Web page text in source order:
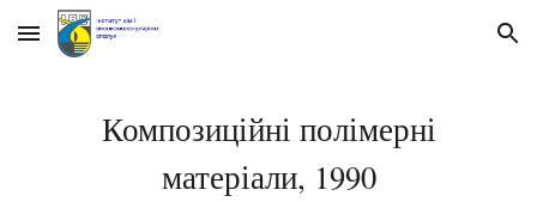
Skip to main content Skip to navigation
Композиційні полімерні
матеріали, 1990